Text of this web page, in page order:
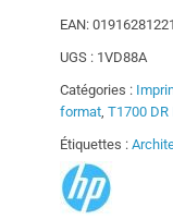
était :
7
EAN:
UGS : 1VD88A
Catégories :
format, T1700 DR
Étiquettes :